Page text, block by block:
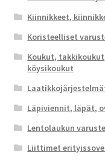
Kiinnikkeet,
Koristeelliset
Koukut,
köysikoukut
Läpiviennit, läpät,
Lentolaukun
Liittimet